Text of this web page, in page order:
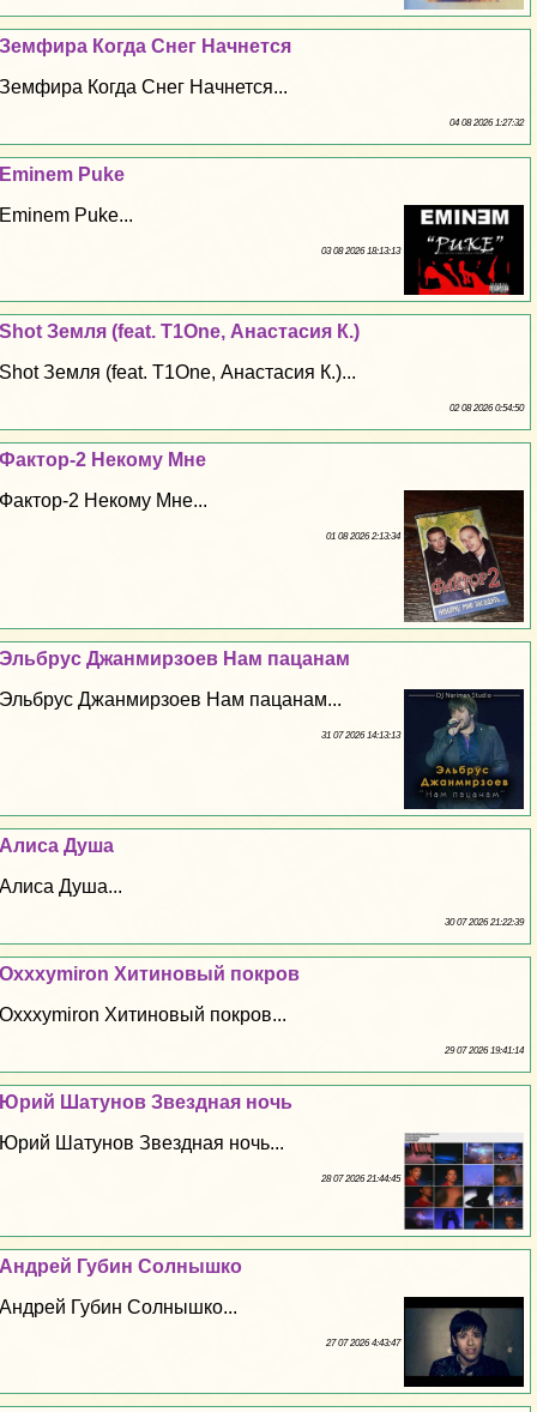
Земфира Когда Снег Начнется
Земфира Когда Снег Начнется...
04 08 2026 1:27:32
Eminem Puke
Eminem Puke...
03 08 2026 18:13:13
Shot Земля (feat. T1One, Анастасия К.)
Shot Земля (feat. T1One, Анастасия К.)...
02 08 2026 0:54:50
Фактор-2 Некому Мне
Фактор-2 Некому Мне...
01 08 2026 2:13:34
Эльбрус Джанмирзоев Нам пацанам
Эльбрус Джанмирзоев Нам пацанам...
31 07 2026 14:13:13
Алиса Душа
Алиса Душа...
30 07 2026 21:22:39
Oxxxymiron Хитиновый покров
Oxxxymiron Хитиновый покров...
29 07 2026 19:41:14
Юрий Шатунов Звездная ночь
Юрий Шатунов Звездная ночь...
28 07 2026 21:44:45
Андрей Губин Солнышко
Андрей Губин Солнышко...
27 07 2026 4:43:47